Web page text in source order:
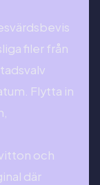
filer från
Flytta in
och
där